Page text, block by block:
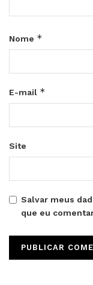
Nome *
E-mail *
Site
Salvar meus
que eu